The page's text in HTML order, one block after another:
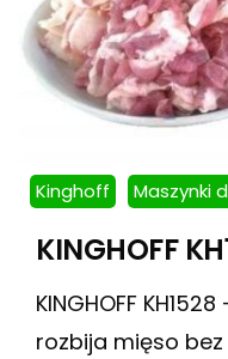
Kinghoff Maszynki
KINGHOFF
KINGHOFF
rozbija mięso bez